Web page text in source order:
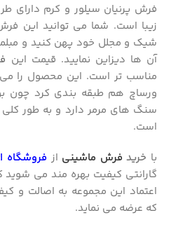
فرش پرنیان سیلور و کرم دارای
زیبا است. شما می توانید این
شیک و مجلل خود پهن کنید و
آن ها دیزاین نمایید. قیمت این
مناسب تر است. این محصول را
ورساچ هم طبقه بندی کرد چون
سنگ های مرمر دارد و به طور
است.
با خرید فرش ماشینی از فروشگاه
گارانتی کیفیت بهره مند می
اعتماد این مجموعه به اصالت و
که عرضه می نماید.